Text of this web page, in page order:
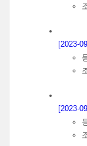
[2023-
[2023-